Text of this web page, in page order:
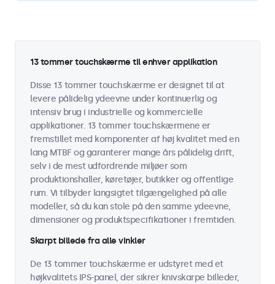
13 tommer touchskærme til enhver applikation
Disse 13 tommer touchskærme er designet til at
levere pålidelig ydeevne under kontinuerlig og
intensiv brug i industrielle og kommercielle
applikationer. 13 tommer touchskærmene er
fremstillet med komponenter af høj kvalitet med en
lang MTBF og garanterer mange års pålidelig drift,
selv i de mest udfordrende miljøer som
produktionshaller, køretøjer, butikker og offentlige
rum. Vi tilbyder langsigtet tilgængelighed på alle
modeller, så du kan stole på den samme ydeevne,
dimensioner og produktspecifikationer i fremtiden.
Skarpt billede fra alle vinkler
De 13 tommer touchskærme er udstyret med et
højkvalitets IPS-panel, der sikrer knivskarpe billeder,